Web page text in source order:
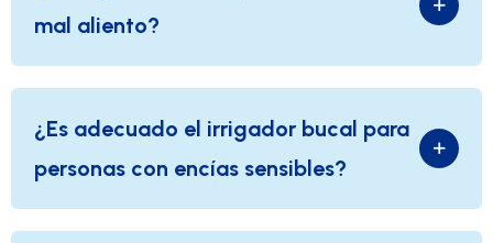
mal aliento?
¿Es adecuado el irrigador bucal para
personas con encías sensibles?